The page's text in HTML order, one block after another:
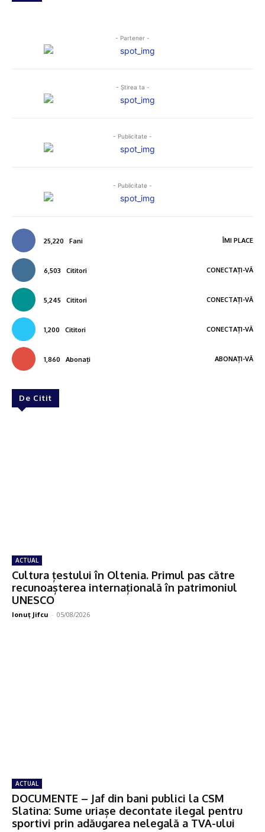
- Partener -
- Ştirea ta -
- Publicitate -
- Publicitate -
25,220 Fani ÎMI PLACE
6,503 Cititori CONECTAȚI-VĂ
5,245 Cititori CONECTAȚI-VĂ
1,200 Cititori CONECTAȚI-VĂ
1,860 Abonați ABONAȚI-VĂ
De Citit
ACTUAL
Cultura țestului în Oltenia. Primul pas către
recunoașterea internațională în patrimoniul
UNESCO
Ionuţ Jifcu - 05/08/2026
ACTUAL
DOCUMENTE – Jaf din bani publici la CSM
Slatina: Sume uriașe decontate ilegal pentru
sportivi prin adăugarea nelegală a TVA-ului